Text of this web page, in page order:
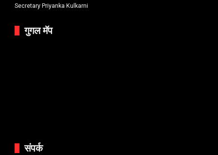
Secretary Priyanka Kulkarni
गुगल मॅप
संपर्क